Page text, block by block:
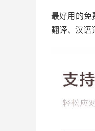
最好用的免
翻译、汉语